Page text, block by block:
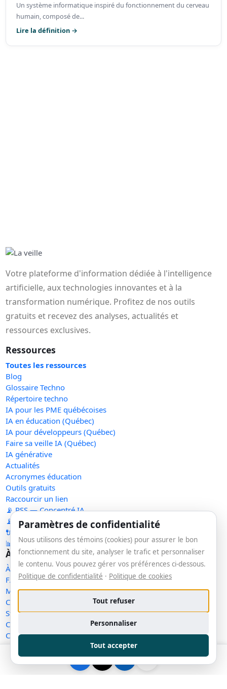
Un système informatique inspiré du fonctionnement du cerveau
humain, composé de...
Lire la définition →
Votre plateforme d'information dédiée à l'intelligence
artificielle, aux technologies innovantes et à la
transformation numérique. Profitez de nos outils
gratuits et recevez des analyses, actualités et
ressources exclusives.
Ressources
Toutes les ressources
Blog
Glossaire Techno
Répertoire techno
IA pour les PME québécoises
IA en éducation (Québec)
IA pour développeurs (Québec)
Faire sa veille IA (Québec)
IA générative
Actualités
Acronymes éducation
Outils gratuits
Raccourcir un lien
📡 RSS — Concentré IA
📡 RSS — Nouveaux outils
🔌 API publique
📊 Statistiques
À propos
À propos
FAQ
Méthodologie
Contact
Statut des services
Confidentialité
Conditions d'utilisation
Conditions de vente
Cookies
Exercer mes droits
Paramètres de confidentialité
Nous utilisons des témoins (cookies) pour assurer le bon
fonctionnement du site, analyser le trafic et personnaliser
le contenu. Vous pouvez gérer vos préférences ci-dessous.
Politique de confidentialité · Politique de cookies
Tout refuser
Personnaliser
Tout accepter